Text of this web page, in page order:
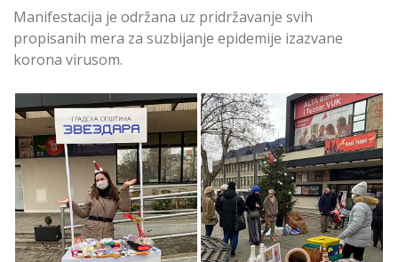
Manifestacija je održana uz pridržavanje svih
propisanih mera za suzbijanje epidemije izazvane
korona virusom.
Održan Novogodišnji
humanitarni bazar za
pomoć „Pan teatru”
Održan Novogodišnji
humanitarni bazar za
pomoć „Pan teatru”